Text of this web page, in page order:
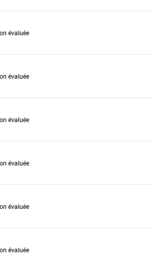
évaluée
évaluée
évaluée
évaluée
évaluée
évaluée